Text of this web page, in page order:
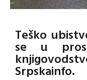
Teško
se u
Srpskainfo.